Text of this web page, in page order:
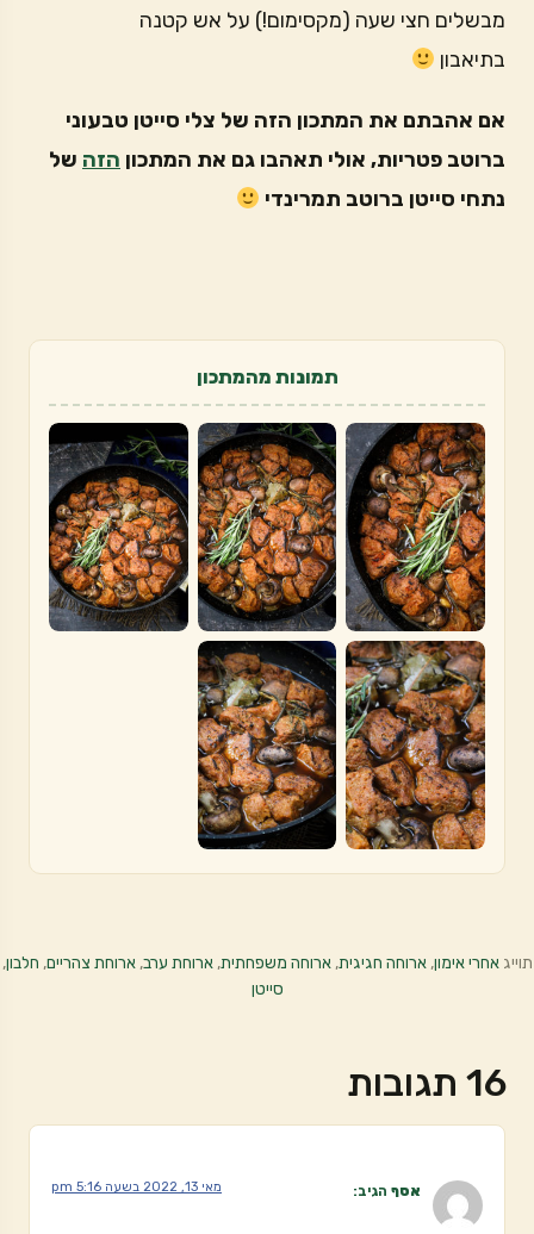
מבשלים חצי שעה (מקסימום!) על אש קטנה
בתיאבון
אם אהבתם את המתכון הזה של צלי סייטן טבעוני
ברוטב פטריות, אולי תאהבו גם את המתכון הזה של
נתחי סייטן ברוטב תמרינדי
תמונות מהמתכון
תוייגאחרי אימון,ארוחה חגיגית,ארוחה משפחתית,ארוחת ערב,ארוחת צהריים, חלבון,
סייטן
16 תגובות
אסף הגיב: מאי 13, 2022 בשעה 5:16 pm